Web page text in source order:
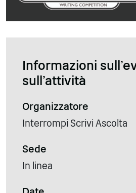
Informazioni
sull'attività
Organizzatore
Interrompi Scrivi Ascolta
Sede
In linea